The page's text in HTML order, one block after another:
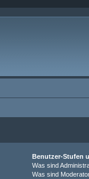
Benutzer-Stufen
Was sind
Was sind